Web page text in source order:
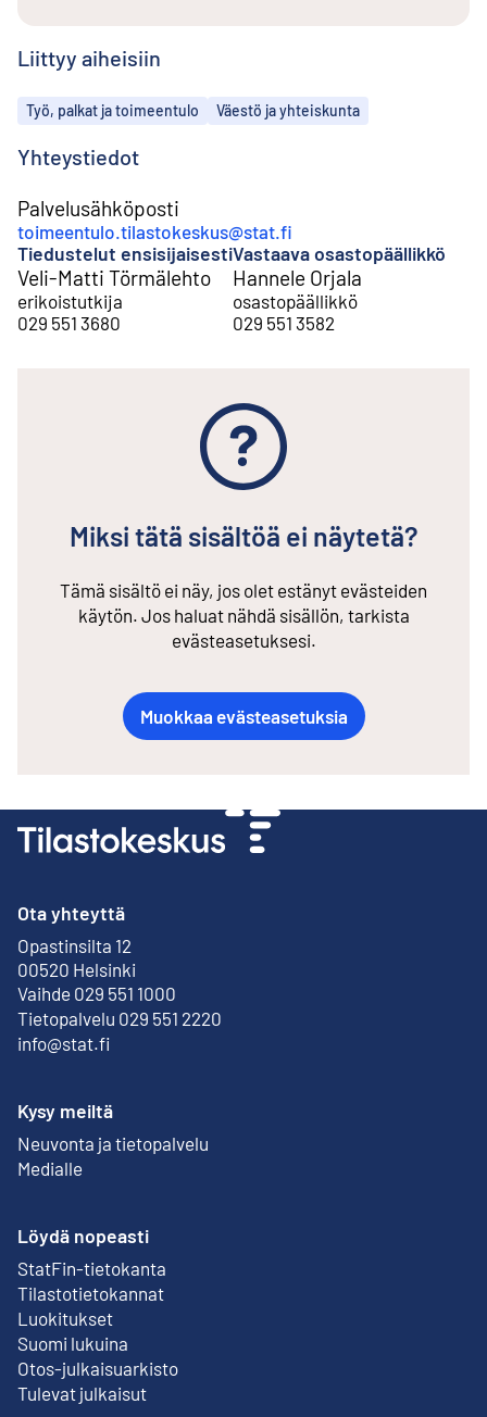
Liittyy aiheisiin
Aiheet
Työ, palkat ja toimeentulo Väestö ja yhteiskunta
Yhteystiedot
Palvelusähköposti
toimeentulo.tilastokeskus@stat.fi
Tiedustelut ensisijaisesti
Veli-Matti Törmälehto
erikoistutkija
029 551 3680
Vastaava osastopäällikkö
Hannele Orjala
osastopäällikkö
029 551 3582
Miksi tätä sisältöä ei näytetä?
Tämä sisältö ei näy, jos olet estänyt evästeiden
käytön. Jos haluat nähdä sisällön, tarkista
evästeasetuksesi.
Muokkaa evästeasetuksia
Ota yhteyttä
Opastinsilta 12
00520 Helsinki
Ulkoinen linkki
Vaihde 029 551 1000
Tietopalvelu 029 551 2220
info@stat.fi
Kysy meiltä
Neuvonta ja tietopalvelu
Medialle
Löydä nopeasti
StatFin-tietokanta
Ulkoinen linkki
Tilastotietokannat
Luokitukset
Suomi lukuina
Otos-julkaisuarkisto
Ulkoinen linkki
Tulevat julkaisut